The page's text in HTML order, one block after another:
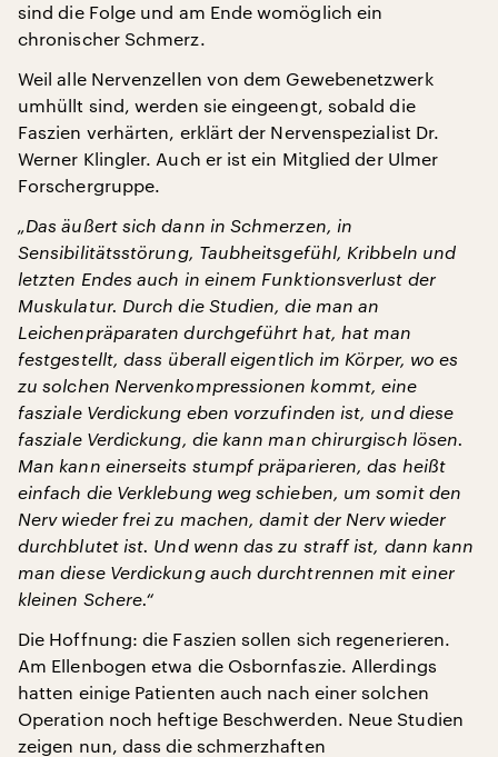
sind die Folge und am Ende womöglich ein
chronischer Schmerz.
Weil alle Nervenzellen von dem Gewebenetzwerk
umhüllt sind, werden sie eingeengt, sobald die
Faszien verhärten, erklärt der Nervenspezialist Dr.
Werner Klingler. Auch er ist ein Mitglied der Ulmer
Forschergruppe.
„Das äußert sich dann in Schmerzen, in
Sensibilitätsstörung, Taubheitsgefühl, Kribbeln und
letzten Endes auch in einem Funktionsverlust der
Muskulatur. Durch die Studien, die man an
Leichenpräparaten durchgeführt hat, hat man
festgestellt, dass überall eigentlich im Körper, wo es
zu solchen Nervenkompressionen kommt, eine
fasziale Verdickung eben vorzufinden ist, und diese
fasziale Verdickung, die kann man chirurgisch lösen.
Man kann einerseits stumpf präparieren, das heißt
einfach die Verklebung weg schieben, um somit den
Nerv wieder frei zu machen, damit der Nerv wieder
durchblutet ist. Und wenn das zu straff ist, dann kann
man diese Verdickung auch durchtrennen mit einer
kleinen Schere.“
Die Hoffnung: die Faszien sollen sich regenerieren.
Am Ellenbogen etwa die Osbornfaszie. Allerdings
hatten einige Patienten auch nach einer solchen
Operation noch heftige Beschwerden. Neue Studien
zeigen nun, dass die schmerzhaften